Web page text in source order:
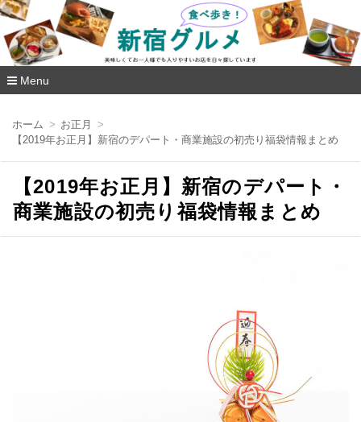
新宿グルメ食べ歩き
Menu
ホーム
お正月
【2019年お正月】新宿のデパート・商業施設の初売り福袋情報まとめ
【2019年お正月】新宿のデパート・
商業施設の初売り福袋情報まとめ